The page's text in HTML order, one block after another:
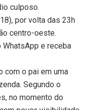
culposo.
por volta das 23h
centro-oeste.
WhatsApp e receba
com o pai em uma
Segundo o
no momento do